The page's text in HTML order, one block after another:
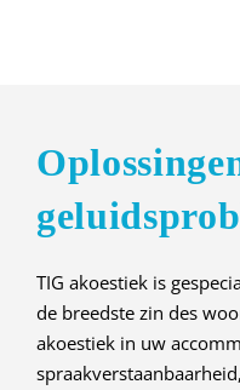
TIG akoestiek is
de breedste zin des
akoestiek in uw